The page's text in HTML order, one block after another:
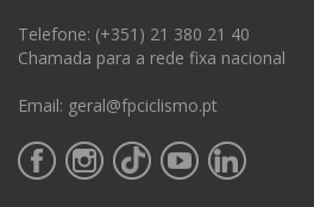
Telefone: (+351) 21 380 21 40
Chamada para a rede fixa nacional
Email: geral@fpciclismo.pt